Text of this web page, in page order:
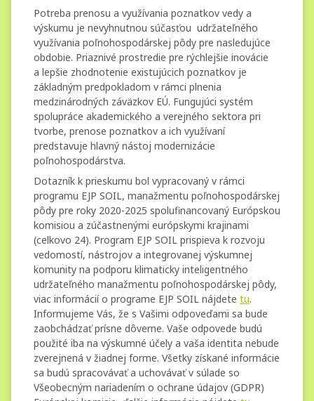
Potreba prenosu a využívania poznatkov vedy a
výskumu je nevyhnutnou súčasťou udržateľného
využívania poľnohospodárskej pôdy pre nasledujúce
obdobie. Priaznivé prostredie pre rýchlejšie inovácie
a lepšie zhodnotenie existujúcich poznatkov je
základným predpokladom v rámci plnenia
medzinárodných záväzkov EÚ. Fungujúci systém
spolupráce akademického a verejného sektora pri
tvorbe, prenose poznatkov a ich využívaní
predstavuje hlavný nástoj modernizácie
poľnohospodárstva.
Dotazník k prieskumu bol vypracovaný v rámci
programu EJP SOIL, manažmentu poľnohospodárskej
pôdy pre roky 2020-2025 spolufinancovaný Európskou
komisiou a zúčastnenými európskymi krajinami
(celkovo 24). Program EJP SOIL prispieva k rozvoju
vedomostí, nástrojov a integrovanej výskumnej
komunity na podporu klimaticky inteligentného
udržateľného manažmentu poľnohospodárskej pôdy,
viac informácií o programe EJP SOIL nájdete tu.
Informujeme Vás, že s Vašimi odpoveďami sa bude
zaobchádzať prísne dôverne. Vaše odpovede budú
použité iba na výskumné účely a vaša identita nebude
zverejnená v žiadnej forme. Všetky získané informácie
sa budú spracovávať a uchovávať v súlade so
Všeobecným nariadením o ochrane údajov (GDPR)